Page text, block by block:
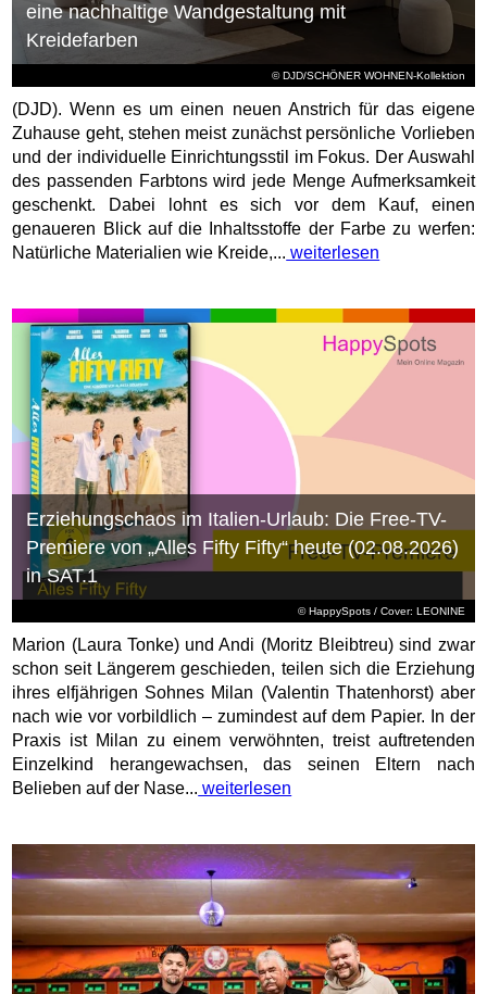
© DJD/SCHÖNER WOHNEN-Kollektion
eine nachhaltige Wandgestaltung mit
Kreidefarben
(DJD). Wenn es um einen neuen Anstrich für das eigene
Zuhause geht, stehen meist zunächst persönliche Vorlieben
und der individuelle Einrichtungsstil im Fokus. Der Auswahl
des passenden Farbtons wird jede Menge Aufmerksamkeit
geschenkt. Dabei lohnt es sich vor dem Kauf, einen
genaueren Blick auf die Inhaltsstoffe der Farbe zu werfen:
Natürliche Materialien wie Kreide,... weiterlesen
© HappySpots / Cover: LEONINE
Erziehungschaos im Italien-Urlaub: Die Free-TV-
Premiere von „Alles Fifty Fifty“ heute (02.08.2026)
in SAT.1
Marion (Laura Tonke) und Andi (Moritz Bleibtreu) sind zwar
schon seit Längerem geschieden, teilen sich die Erziehung
ihres elfjährigen Sohnes Milan (Valentin Thatenhorst) aber
nach wie vor vorbildlich – zumindest auf dem Papier. In der
Praxis ist Milan zu einem verwöhnten, treist auftretenden
Einzelkind herangewachsen, das seinen Eltern nach
Belieben auf der Nase... weiterlesen